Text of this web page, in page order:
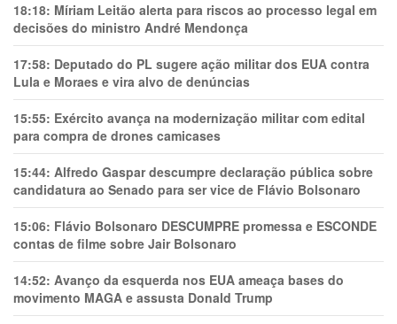
18:18: Míriam Leitão alerta para riscos ao processo legal em
decisões do ministro André Mendonça
17:58: Deputado do PL sugere ação militar dos EUA contra
Lula e Moraes e vira alvo de denúncias
15:55: Exército avança na modernização militar com edital
para compra de drones camicases
15:44: Alfredo Gaspar descumpre declaração pública sobre
candidatura ao Senado para ser vice de Flávio Bolsonaro
15:06: Flávio Bolsonaro DESCUMPRE promessa e ESCONDE
contas de filme sobre Jair Bolsonaro
14:52: Avanço da esquerda nos EUA ameaça bases do
movimento MAGA e assusta Donald Trump